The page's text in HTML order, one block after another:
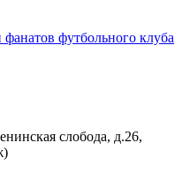
слобода, д.26,